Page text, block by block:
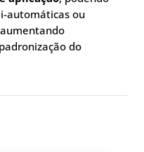
automáticas ou
do